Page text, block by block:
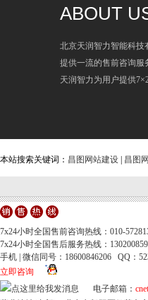
ABOUT
北京天润智力智能科技
提供一流的售前咨询服
天润智力为用户提供
本站搜索关键词： 昌图网站建设 昌图
7x24小时全国售前咨询热线：010-
7x24小时全国售后服务热线：
手机 | 微信同号：18600846206 QQ：
立即咨询
电子邮箱：